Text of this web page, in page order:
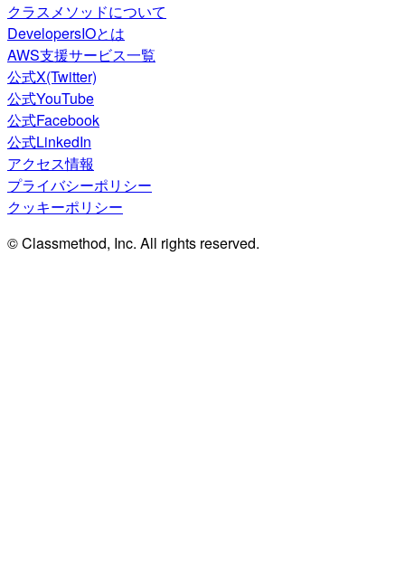
クラスメソッドについて
DevelopersIOとは
AWS支援サービス一覧
公式X(Twitter)
公式YouTube
公式Facebook
公式LinkedIn
アクセス情報
プライバシーポリシー
クッキーポリシー
© Classmethod, Inc. All rights reserved.